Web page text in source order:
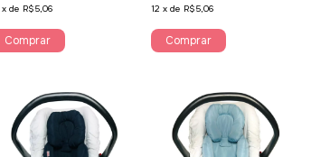
xde R$5,06 12 xde R$5,06